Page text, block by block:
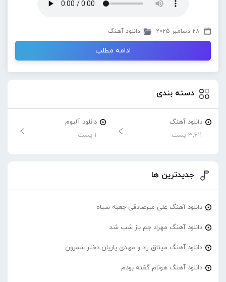
28 دسامبر 2025 دانلود آهنگ
ادامه مطلب
دسته بندی
دانلود آهنگ
3,611 پست
دانلود آلبوم
1 پست
جدیدترین ها
دانلود آهنگ علی میرصادقی جعبه سیاه
دانلود آهنگ مهراد جم باز شب شد
دانلود آهنگ میثاق راد و مهدی یاریان دختر شمرون
دانلود آهنگ هونام گفته بودم